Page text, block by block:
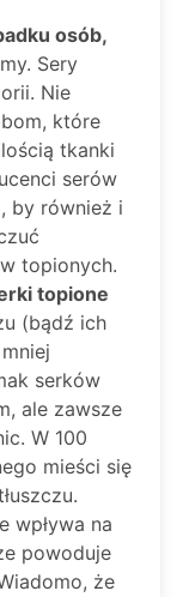
osób,
Sery
Nie
które
tkanki
serów
by również i
topionych.
topione
(bądź ich
serków
ale zawsze
W 100
mieści się
wpływa na
powoduje
że